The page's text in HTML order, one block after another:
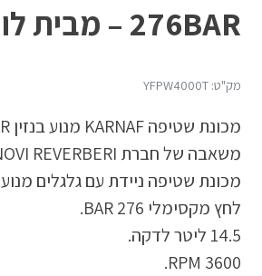
276BAR – מבית לוירון
מק"ט: YFPW4000T
מכונת שטיפה KARNAF מנוע בנזין 276BAR הנעה ידנית חשמלית – מבית לוירון.
משאבה של חברת ANNOVI REVERBERI.
מכונת שטיפה ניידת עם גלגלים מנוע 13 כ"ס.
לחץ מקסימלי 276 BAR.
14.5 ליטר לדקה.
3600 RPM.